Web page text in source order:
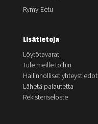
Rymy-Eetu
Lisätietoja
Löytötavarat
Tule meille töihin
Hallinnolliset yhteystiedot
Lähetä palautetta
Rekisteriseloste